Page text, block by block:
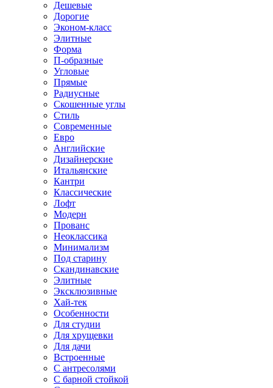
Дешевые
Дорогие
Эконом-класс
Элитные
Форма
П-образные
Угловые
Прямые
Радиусные
Скошенные углы
Стиль
Современные
Евро
Английские
Дизайнерские
Итальянские
Кантри
Классические
Лофт
Модерн
Прованс
Неоклассика
Минимализм
Под старину
Скандинавские
Элитные
Эксклюзивные
Хай-тек
Особенности
Для студии
Для хрущевки
Для дачи
Встроенные
С антресолями
С барной стойкой